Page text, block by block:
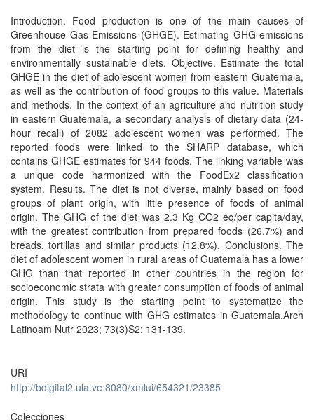
Introduction. Food production is one of the main causes of
Greenhouse Gas Emissions (GHGE). Estimating GHG emissions
from the diet is the starting point for defining healthy and
environmentally sustainable diets. Objective. Estimate the total
GHGE in the diet of adolescent women from eastern Guatemala,
as well as the contribution of food groups to this value. Materials
and methods. In the context of an agriculture and nutrition study
in eastern Guatemala, a secondary analysis of dietary data (24-
hour recall) of 2082 adolescent women was performed. The
reported foods were linked to the SHARP database, which
contains GHGE estimates for 944 foods. The linking variable was
a unique code harmonized with the FoodEx2 classification
system. Results. The diet is not diverse, mainly based on food
groups of plant origin, with little presence of foods of animal
origin. The GHG of the diet was 2.3 Kg CO2 eq/per capita/day,
with the greatest contribution from prepared foods (26.7%) and
breads, tortillas and similar products (12.8%). Conclusions. The
diet of adolescent women in rural areas of Guatemala has a lower
GHG than that reported in other countries in the region for
socioeconomic strata with greater consumption of foods of animal
origin. This study is the starting point to systematize the
methodology to continue with GHG estimates in Guatemala.Arch
Latinoam Nutr 2023; 73(3)S2: 131-139.
URI
http://bdigital2.ula.ve:8080/xmlui/654321/23385
Colecciones